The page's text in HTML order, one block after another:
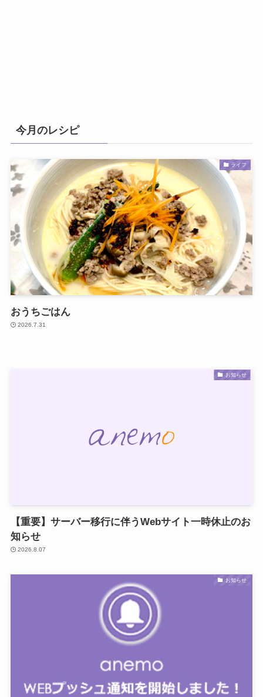
今月のレシピ
ライフ
おうちごはん
2026.7.31
お知らせ
【重要】サーバー移行に伴うWebサイト一時休止のお
知らせ
2026.8.07
お知らせ